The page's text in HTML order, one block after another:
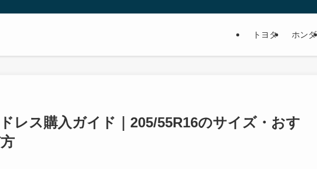
トヨタ ホンダ
レス購入ガイド｜205/55R16のサイズ・おす